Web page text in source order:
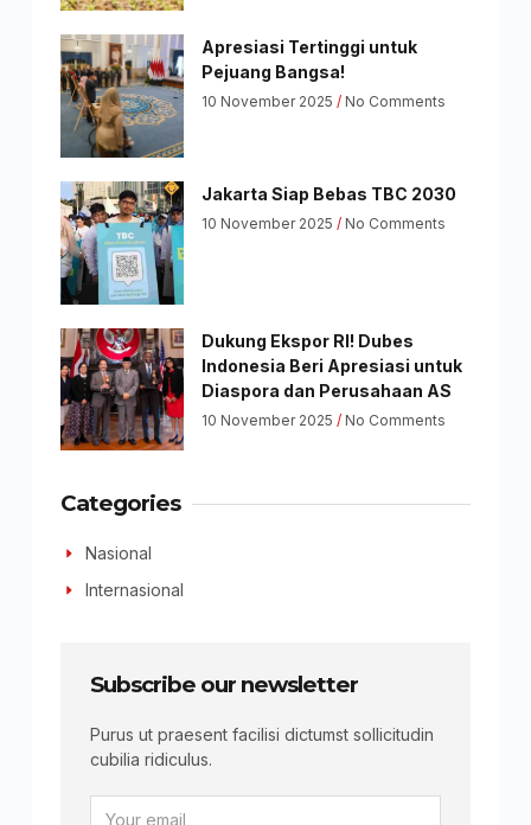
Apresiasi Tertinggi untuk
Pejuang Bangsa!
10 November 2025 No Comments
Jakarta Siap Bebas TBC 2030
10 November 2025 No Comments
Dukung Ekspor RI! Dubes
Indonesia Beri Apresiasi untuk
Diaspora dan Perusahaan AS
10 November 2025 No Comments
Categories
Nasional
Internasional
Subscribe our newsletter
Purus ut praesent facilisi dictumst sollicitudin
cubilia ridiculus.